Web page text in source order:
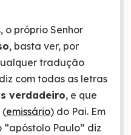
o próprio Senhor
, basta ver, por
tradução
com todas as letras
verdadeiro, e que
(emissário) do Pai. Em
“apóstolo Paulo” diz